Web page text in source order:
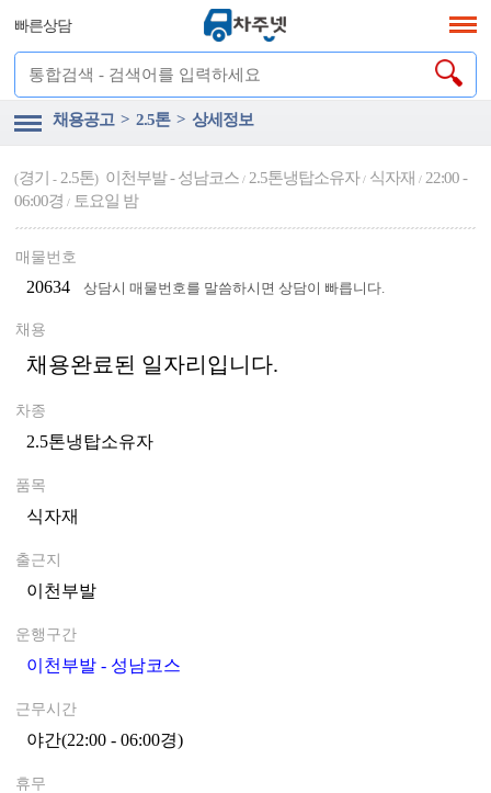
빠른상담
채용공고 > 2.5톤 > 상세정보
(경기 -2.5톤) 이천부발 - 성남코스/ 2.5톤냉탑소유자/ 식자재/ 22:00 -
06:00경/ 토요일 밤
매물번호
20634 상담시 매물번호를 말씀하시면 상담이 빠릅니다.
채용
채용완료된 일자리입니다.
차종
2.5톤냉탑소유자
품목
식자재
출근지
이천부발0
운행구간
이천부발 - 성남코스
근무시간
야간(22:00 - 06:00경)0
휴무